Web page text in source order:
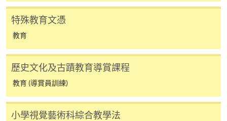
用於一般學歷頒授課程。
心或以郵遞方式，遞交「通知」及繳交所需費用。
有關繳費詳情，請參閱
人或報名中心。
特殊教育文憑
教育
歷史文化及古蹟教育導賞課程
教育 (導賞員訓練)
小學視覺藝術科綜合教學法